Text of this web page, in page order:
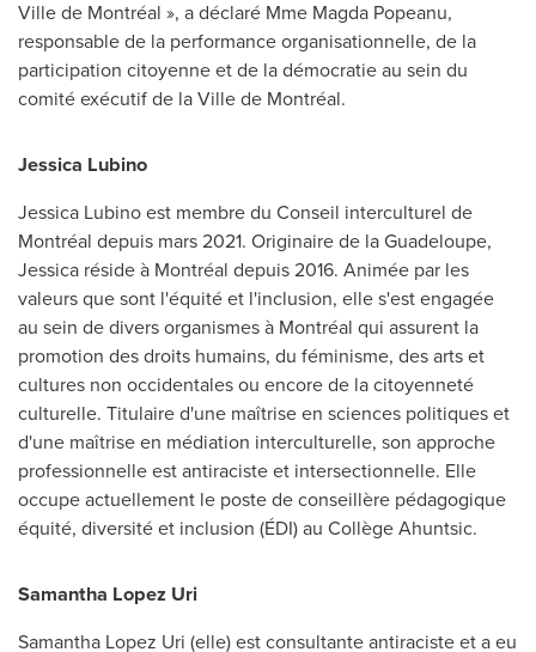
Ville de Montréal », a déclaré Mme Magda Popeanu,
responsable de la performance organisationnelle, de la
participation citoyenne et de la démocratie au sein du
comité exécutif de la Ville de Montréal.
Jessica Lubino
Jessica Lubino est membre du Conseil interculturel de
Montréal depuis mars 2021. Originaire de laGuadeloupe,
Jessica réside à Montréal depuis 2016. Animée par les
valeurs que sont l'équité et l'inclusion, elle s'est engagée
au sein de divers organismes à Montréal qui assurent la
promotion des droits humains, du féminisme, des arts et
cultures non occidentales ou encore de la citoyenneté
culturelle. Titulaire d'une maîtrise en sciences politiques et
d'une maîtrise en médiation interculturelle, son approche
professionnelle est antiraciste et intersectionnelle. Elle
occupe actuellement le poste de conseillère pédagogique
équité, diversité et inclusion (ÉDI) au Collège Ahuntsic.
Samantha Lopez Uri
Samantha Lopez Uri (elle) est consultante antiraciste et a eu